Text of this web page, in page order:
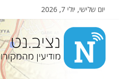
יום שלישי, יולי 7, 2026
Nziv.net
מודיעין
מהמקורות